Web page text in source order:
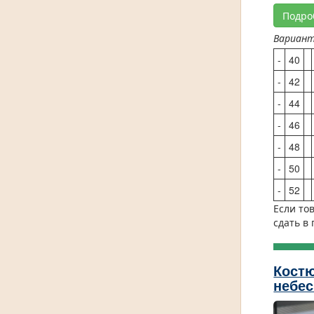
-
40
-
42
-
44
-
46
-
48
-
50
-
52
Если
сдать